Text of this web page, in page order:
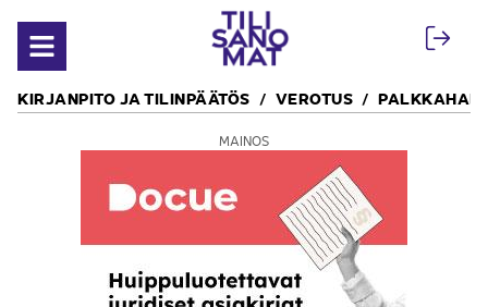
Avaa valikko
KIRJANPITO JA TILINPÄÄTÖS VEROTUS
MAINOS